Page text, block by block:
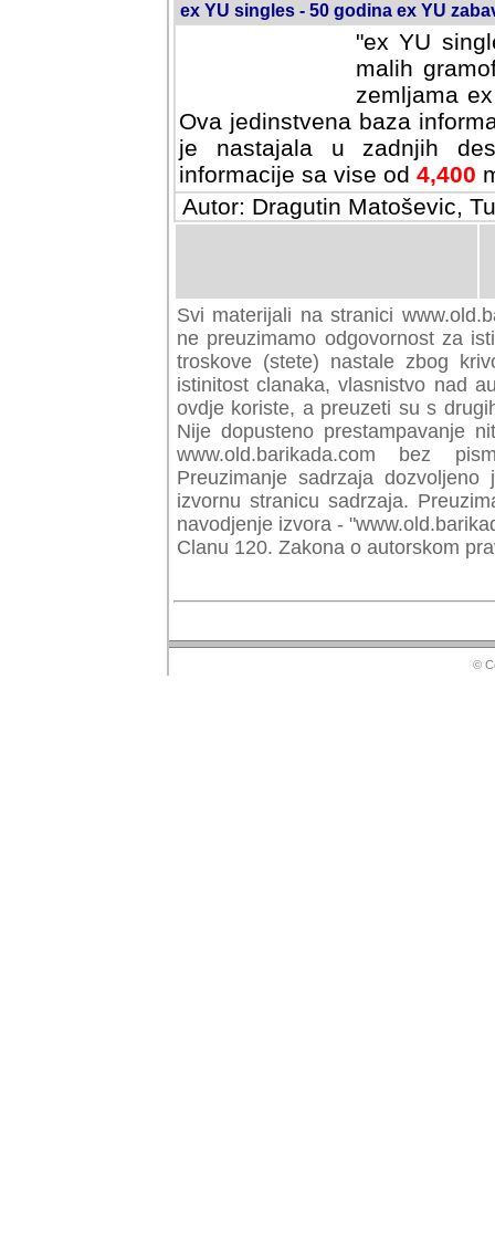
ex YU singles - 50 godina ex YU
"ex YU
malih
zemljama
Ova jedinstvena baza
je nastajala u zadnjih
informacije sa vise od 4,400
Autor: Dragutin Matoševic,
Svi materijali na stranici
preuzimamo odgovornost za
troskove (stete) nastale zbog
istinitost clanaka, vlasnistvo nad
ovdje koriste, a preuzeti su s
Nije dopusteno prestampavanje
www.old.barikada.com bez
Preuzimanje sadrzaja
izvornu stranicu sadrzaja.
navodjenje izvora -
Clanu 120. Zakona o autorskom
©